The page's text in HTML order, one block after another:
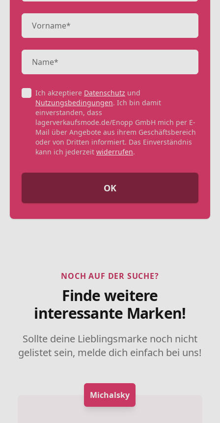
Ich akzeptiere Datenschutz und
Nutzungsbedingungen. Ich bin damit
einverstanden, dass
lagerverkaufsmode.de/Enopp GmbH mich per E-
Mail über Angebote aus ihrem Geschäftsbereich
oder von Dritten informiert. Das Einverständnis
kann ich jederzeit widerrufen.
OK
NOCH AUF DER SUCHE?
Finde weitere
interessante Marken!
Sollte deine Lieblingsmarke noch nicht
gelistet sein, melde dich einfach bei uns!
Michalsky